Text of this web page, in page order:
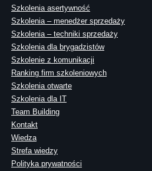
Szkolenia asertywność
Szkolenia – menedżer sprzedaży
Szkolenia – techniki sprzedaży
Szkolenia dla brygadzistów
Szkolenie z komunikacji
Ranking firm szkoleniowych
Szkolenia otwarte
Szkolenia dla IT
Team Building
Kontakt
Wiedza
Strefa wiedzy
Polityka prywatności